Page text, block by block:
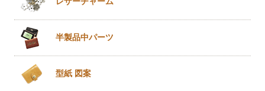
半製品中パーツ
型紙 図案